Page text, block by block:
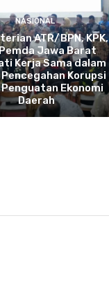
NASIONAL
ATR/BPN, KPK,
Jawa Barat
Kerja Sama dalam
Korupsi
Ekonomi
Daerah